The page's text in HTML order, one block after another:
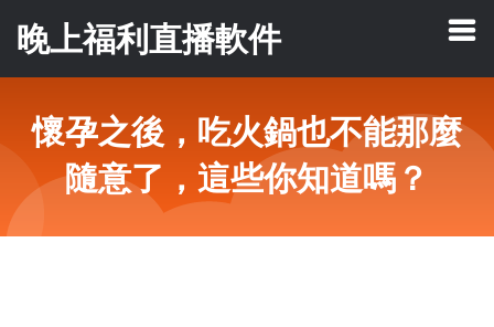
晚上福利直播軟件
懷孕之後，吃火鍋也不能那麼
隨意了，這些你知道嗎？